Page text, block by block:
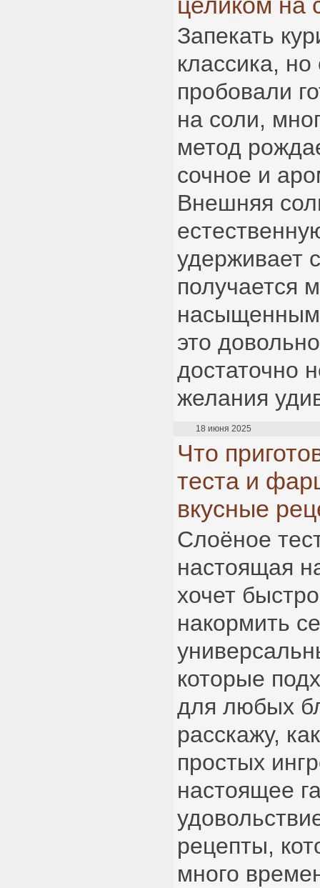
Запекать
классика,
пробовали
на соли,
метод
сочное и
Внешняя
удерживает
получается
это
достаточно
желания
18 июня 2025
Что
теста и
вкусные
Слоёное
настоящая
хочет
накормить
которые
для любых
расскажу,
простых
настоящее
рецепты,
много